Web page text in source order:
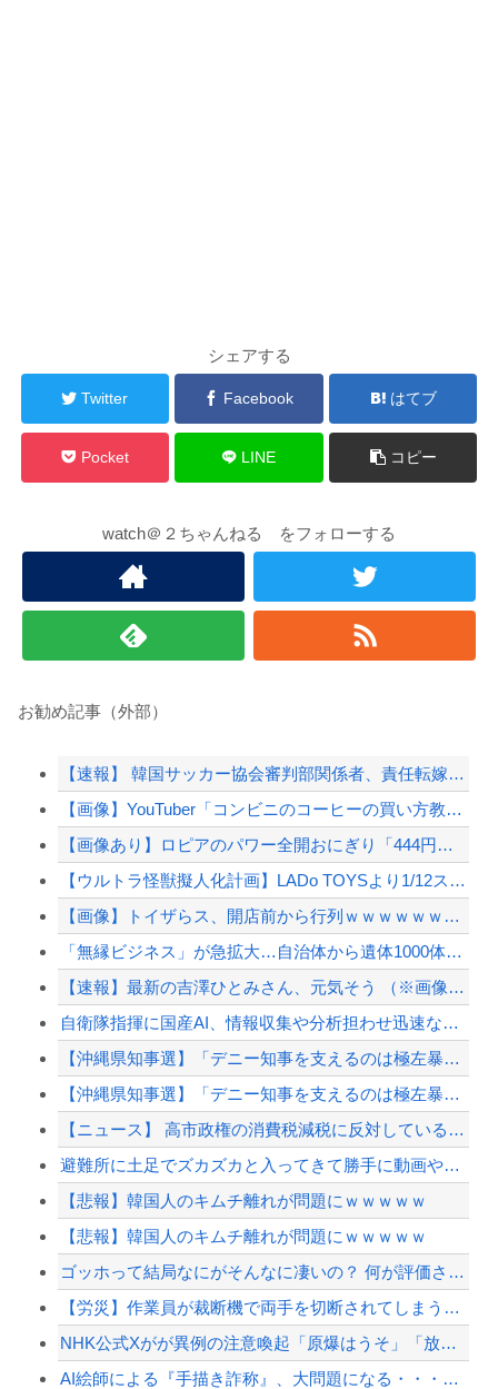
シェアする
Twitter Facebook はてブ
Pocket LINE コピー
watch＠２ちゃんねる をフォローする
お勧め記事（外部）
【速報】 韓国サッカー協会審判部関係者、責任転嫁「外国人審判たちが先にマッサージを望...
【画像】YouTuber「コンビニのコーヒーの買い方教えます！」→3日でとんでもない...
【画像あり】ロピアのパワー全開おにぎり「444円」がコチラｗｗｗｗｗ
【ウルトラ怪獣擬人化計画】LADo TOYSより1/12スケールアクションフィギュア...
【画像】トイザらス、開店前から行列ｗｗｗｗｗｗｗｗｗｗｗｗｗｗｗｗ
「無縁ビジネス」が急拡大…自治体から遺体1000体超を引き取る業者も
【速報】最新の吉澤ひとみさん、元気そう （※画像あり）
自衛隊指揮に国産AI、情報収集や分析担わせ迅速な意思決定…「サカナAI」有力・中国製...
【沖縄県知事選】「デニー知事を支えるのは極左暴力集団」発言で大炎上ｗｗｗ
【沖縄県知事選】「デニー知事を支えるのは極左暴力集団」発言で大炎上ｗｗｗ
【ニュース】 高市政権の消費税減税に反対している９人の自民党議員が全て判明！！！！ ...
避難所に土足でズカズカと入ってきて勝手に動画や写真を撮影したメディア取材陣、挙句の果...
【悲報】韓国人のキムチ離れが問題にｗｗｗｗｗ
【悲報】韓国人のキムチ離れが問題にｗｗｗｗｗ
ゴッホって結局なにがそんなに凄いの？ 何が評価されてるのか教えて
【労災】作業員が裁断機で両手を切断されてしまう大事故の映像。
NHK公式Xがが異例の注意喚起「原爆はうそ」「放射線被害なかった」SNS拡散情報めぐ...
AI絵師による『手描き詐称』、大問題になる・・・「今のAI画像はここまで来てる。見分...